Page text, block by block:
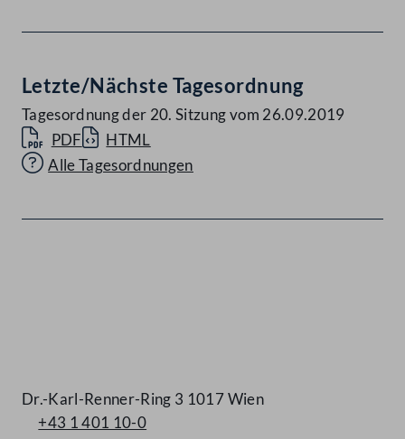
Letzte/Nächste Tagesordnung
Tagesordnung der 20. Sitzung vom 26.09.2019
PDF
HTML
Alle Tagesordnungen
Dr.-Karl-Renner-Ring 3 1017 Wien
+43 1 401 10-0